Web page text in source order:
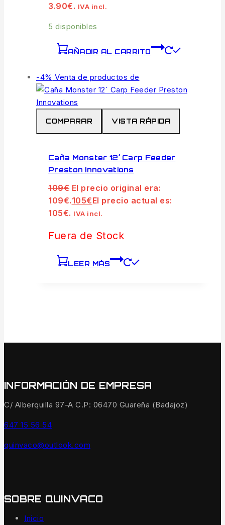
3.90€. IVA incl.
5 disponibles
AÑADIR AL CARRITO
-4% Venta de productos de
COMPARAR VISTA RÁPIDA
Caña Monster 12´ Carp Feeder
Preston Innovations
109€ El precio original era:
109€.105€El precio actual es:
105€. IVA incl.
Fuera de Stock
LEER MÁS
INFORMACIÓN DE EMPRESA
C/ Alberquilla 97-A C.P: 06470 Guareña (Badajoz)
647 15 56 54
quinvaco@outlook.com
SOBRE QUINVACO
Inicio